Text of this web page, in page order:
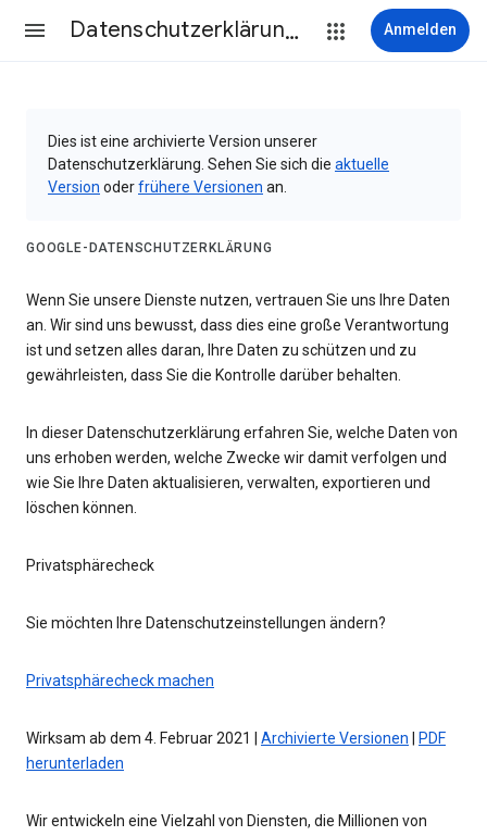
Datenschutzerklärung & Nutzungsbedingungen Anmelden
Dies ist eine archivierte Version unserer
Datenschutzerklärung. Sehen Sie sich die aktuelle
Version oderfrühere Versionen an.
GOOGLE-DATENSCHUTZERKLÄRUNG
Wenn Sie unsere Dienste nutzen, vertrauen Sie uns Ihre Daten
an. Wir sind uns bewusst, dass dies eine große Verantwortung
ist und setzen alles daran, Ihre Daten zu schützen und zu
gewährleisten, dass Sie die Kontrolle darüber behalten.
In dieser Datenschutzerklärung erfahren Sie, welche Daten von
uns erhoben werden, welche Zwecke wir damit verfolgen und
wie Sie Ihre Daten aktualisieren, verwalten, exportieren und
löschen können.
Privatsphärecheck
Sie möchten Ihre Datenschutzeinstellungen ändern?
Privatsphärecheck machen
Wirksam ab dem 4. Februar 2021 | Archivierte Versionen
PDF
herunterladen
Wir entwickeln eine Vielzahl von Diensten, die Millionen von